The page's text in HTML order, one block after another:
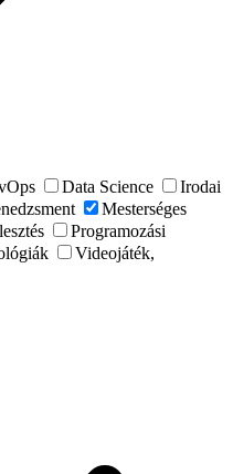
Data Science
Irodai
Mesterséges
Programozási
Videojáték,